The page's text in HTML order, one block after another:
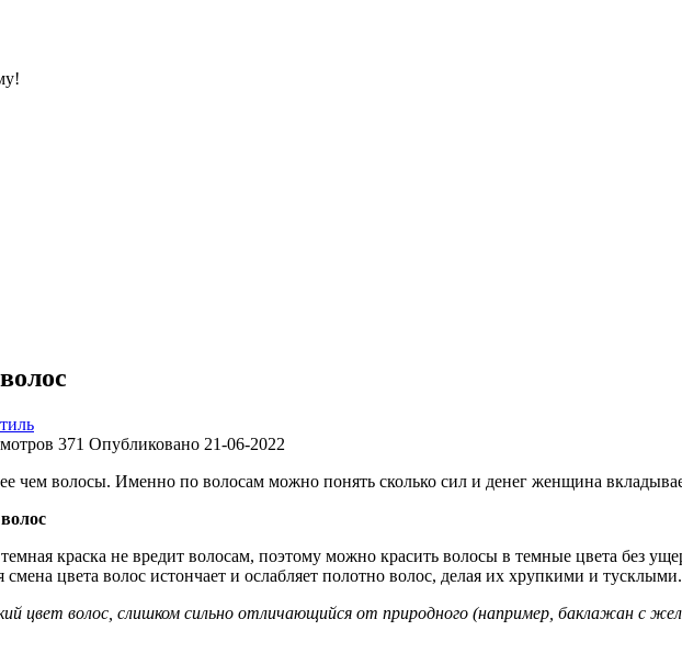
371 Опубликовано 21-06-2022
чем волосы. Именно по волосам можно понять сколько сил и денег женщина
краска не вредит волосам, поэтому можно красить волосы в темные цвета без
цвета волос истончает и ослабляет полотно волос, делая их хрупкими и тусклыми.
цвет волос, слишком сильно отличающийся от природного (например, баклажан с